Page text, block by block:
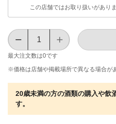
この店舗ではお取り扱いがあり
最大注文数は0です
※価格は​店舗や​掲載場所で​異なる​場合が​
20歳未満の方の酒類の購入や飲
す。